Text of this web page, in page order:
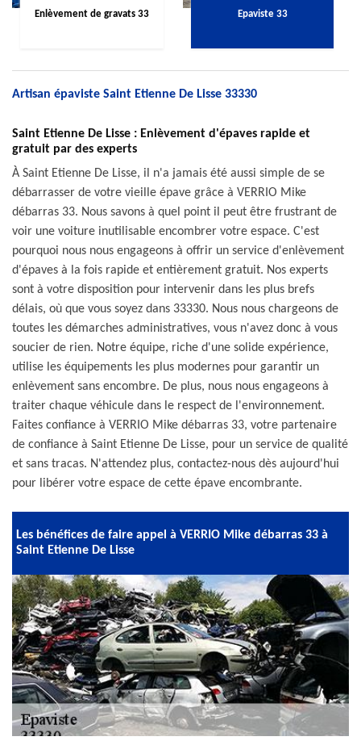
Enlèvement de gravats 33 Epaviste 33
Artisan épaviste Saint Etienne De Lisse 33330
Saint Etienne De Lisse : Enlèvement d'épaves rapide et
gratuit par des experts
À Saint Etienne De Lisse, il n'a jamais été aussi simple de se
débarrasser de votre vieille épave grâce à VERRIO Mike
débarras 33. Nous savons à quel point il peut être frustrant de
voir une voiture inutilisable encombrer votre espace. C'est
pourquoi nous nous engageons à offrir un service d'enlèvement
d'épaves à la fois rapide et entièrement gratuit. Nos experts
sont à votre disposition pour intervenir dans les plus brefs
délais, où que vous soyez dans 33330. Nous nous chargeons de
toutes les démarches administratives, vous n'avez donc à vous
soucier de rien. Notre équipe, riche d'une solide expérience,
utilise les équipements les plus modernes pour garantir un
enlèvement sans encombre. De plus, nous nous engageons à
traiter chaque véhicule dans le respect de l'environnement.
Faites confiance à VERRIO Mike débarras 33, votre partenaire
de confiance à Saint Etienne De Lisse, pour un service de qualité
et sans tracas. N'attendez plus, contactez-nous dès aujourd'hui
pour libérer votre espace de cette épave encombrante.
Les bénéfices de faire appel à VERRIO Mike débarras 33 à
Saint Etienne De Lisse